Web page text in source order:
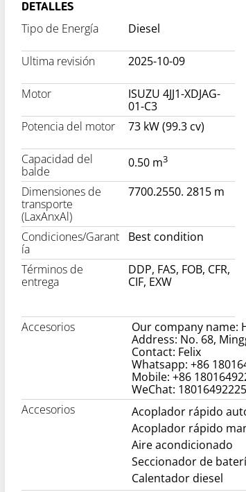
DETALLES
Tipo de Energía Diesel
Ultima revisión 2025-10-09
Motor
ISUZU 4JJ1-XDJAG-
01-C3
Potencia del motor 73 kW (99.3 cv)
Capacidad del
balde
0.50 m3
Dimensiones de
transporte
(LaxAnxAl)
7700.2550. 2815 m
Condiciones/Garant
ía
Best condition
Términos de
entrega
DDP, FAS, FOB, CFR,
CIF, EXW
Accesorios
Our company name:
Address: No. 68,
Contact: Felix
Whatsapp: +86
Mobile: +86
WeChat: 18016492225
Accesorios
Acoplador rápido
Acoplador rápido
Aire acondicionado
Seccionador de
Calentador diesel